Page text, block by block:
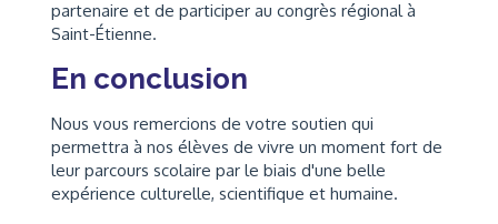
partenaire et de participer au congrès régional à
Saint-Étienne.
En conclusion
Nous vous remercions de votre soutien qui
permettra à nos élèves de vivre un moment fort de
leur parcours scolaire par le biais d'une belle
expérience culturelle, scientifique et humaine.